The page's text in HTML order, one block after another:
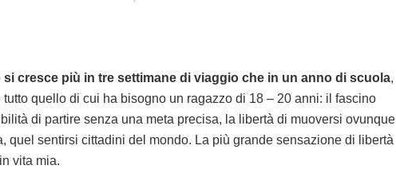
si cresce più in tre settimane di viaggio che in un anno di scuola,
tutto quello di cui ha bisogno un ragazzo di 18 – 20 anni: il fascino
di partire senza una meta precisa, la libertà di muoversi ovunque
quel sentirsi cittadini del mondo. La più grande sensazione di libertà
vita mia.